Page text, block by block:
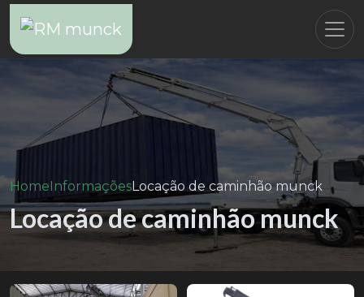
HomeInformaçõesLocação de caminhão munck
Locação de caminhão munck